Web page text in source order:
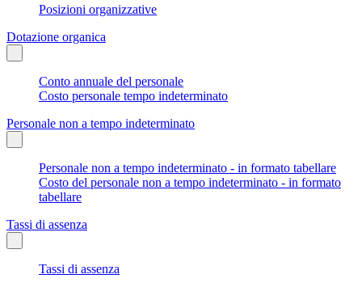
Posizioni organizzative
Dotazione organica
Conto annuale del personale
Costo personale tempo indeterminato
Personale non a tempo indeterminato
Personale non a tempo indeterminato - in formato tabellare
Costo del personale non a tempo indeterminato - in formato
tabellare
Tassi di assenza
Tassi di assenza